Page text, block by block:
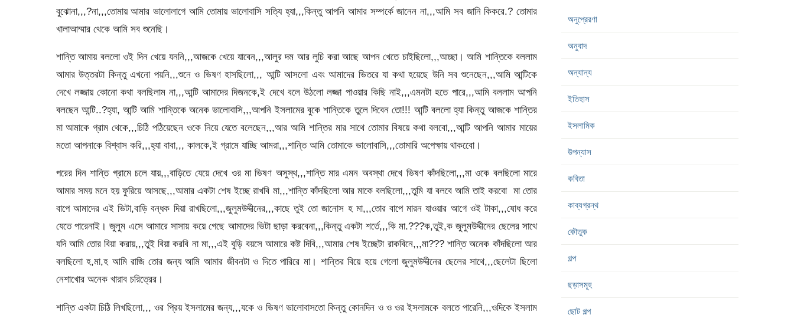
বুঝোনা,,,?না,,,তোমায় আমার ভালোলাগে আমি তোমায় ভালোবাসি সত্যি হ্যা,,,কিন্তু আপনি আমার সম্পর্কে জানেন না,,,আমি সব জানি কিকরে.? তোমার
খালাআম্মার থেকে আমি সব শুনেছি।
শান্তি আমায় বললো ওই দিন খেয়ে যননি,,,আজকে খেয়ে যাবেন,,,আলুর দম আর লুচি করা আছে আপন খেতে চাইছিলো,,,আচ্ছা। আমি শান্তিকে বললাম
আমার উত্তরটা কিন্তু এখনো পয়নি,,,শুনে ও ভিষণ হাসছিলো,,, আন্টি আসলো এবং আমাদের ভিতরে যা কথা হয়েছে উনি সব শুনেছেন,,,আমি আন্টিকে
দেখে লজ্জায় কোনো কথা বলছিলাম না,,,আন্টি আমাদের দিজনকে,ই দেখে বলে উঠলো লজ্জা পাওয়ার কিছি নাই,,,এমনটা হতে পারে,,,আমি বললাম আপনি
বলছেন আন্টি..?হ্যা, আন্টি আমি শান্তিকে অনেক ভালোবাসি,,,আপনি ইসলামের বুকে শান্তিকে তুলে দিবেন তো!!! আন্টি বললো হ্যা কিন্তু আজকে শান্তির
মা আমাকে গ্রাম থেকে,,,চিঠি পঠিয়েছেন ওকে নিয়ে যেতে বলেছেন,,,আর আমি শান্তির মার সাথে তোমার বিষয়ে কথা বলবো,,,আন্টি আপনি আমার মায়ের
মতো আপনাকে বিশ্বাস করি,,,হ্যা বাবা,,, কালকে,ই গ্রামে যাচ্ছি আমরা,,,শান্তি আমি তোমাকে ভালোবাসি,,,তোমারি অপেক্ষায় থাকবোে।
পরের দিন শান্তি গ্রামে চলে যায়,,,বাড়িতে যেয়ে দেখে ওর মা ভিষণ অসুস্থ,,,শান্তি মার এমন অবস্থা দেখে ভিষণ কাঁদছিলো,,,মা ওকে বলছিলো মারে
আমার সময় মনে হয় ফুরিয়ে আসছে,,,আমার একটা শেষ ইচ্ছে রাখবি মা,,,শান্তি কাঁদছিলো আর মাকে বলছিলো,,,তুমি যা বলবে আমি তাই করবো মা তোর
বাপে আমাদের এই ভিটা,বাড়ি বন্ধক দিয়া রাখছিলো,,,জুলুমউদ্দীনের,,,কাছে তুই তো জানোস হ মা,,,তোর বাপে মারন যাওয়ার আগে ওই টাকা,,,ষোধ করে
যেতে পারেনাই। জুলুম এসে আমারে সাসায় কয়ে গেছে আমাদের ভিটা ছাড়া করবেনা,,,কিন্তু একটা শর্তে,,,কি মা.???ক,তুই,ক জুলুমউদ্দীনের ছেলের সাথে
যদি আমি তোর বিয়া করায়,,,তুই বিয়া করবি না মা,,,এই বুড়ি বয়সে আমারে কষ্ট দিবি,,,আমার শেষ ইচ্ছেটা রাকবিনে,,,মা??? শান্তি অনেক কাঁদছিলো আর
বলছিলো হ,মা,হ আমি রাজি তোর জন্য আমি আমার জীবনটা ও দিতে পারিরে মা। শান্তির বিয়ে হয়ে গেলো জুলুমউদ্দীনের ছেলের সাথে,,,ছেলেটা ছিলো
নেশাখোর অনেক খারাব চরিত্রের।
শান্তি একটা চিঠি লিখছিলো,,, ওর প্রিয় ইসলামের জন্য,,,যকে ও ভিষণ ভালোবাসতো কিন্তু কোনদিন ও ও ওর ইসলামকে বলতে পারেনি,,,ওদিকে ইসলাম
অনুপ্রেরণা
অনুবাদ
অন্যান্য
ইতিহাস
ইসলামিক
উপন্যাস
কবিতা
কাব্যগ্রন্থ
কৌতুক
গল্প
ছড়াসমূহ
ছোট গল্প